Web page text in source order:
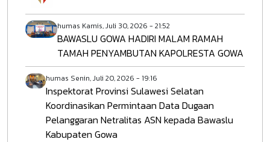
humas Kamis, Juli 30, 2026 - 21:52
BAWASLU GOWA HADIRI MALAM RAMAH
TAMAH PENYAMBUTAN KAPOLRESTA GOWA
humas Senin, Juli 20, 2026 - 19:16
Inspektorat Provinsi Sulawesi Selatan
Koordinasikan Permintaan Data Dugaan
Pelanggaran Netralitas ASN kepada Bawaslu
Kabupaten Gowa